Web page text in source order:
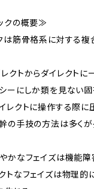
クの概要≫
は筋骨格系に対する複
クトからダイレクト
ーにしか類を見ない固
レクトに操作する際に
幹の手技の方法は多く
かなフェイズは機能
トなフェイズは物理